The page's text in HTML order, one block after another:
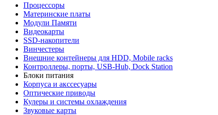
Процессоры
Материнские платы
Модули Памяти
Видеокарты
SSD-накопители
Винчестеры
Внешние контейнеры для HDD, Mobile racks
Контроллеры, порты, USB-Hub, Dock Station
Блоки питания
Корпуса и акссесуары
Оптические приводы
Кулеры и системы охлаждения
Звуковые карты